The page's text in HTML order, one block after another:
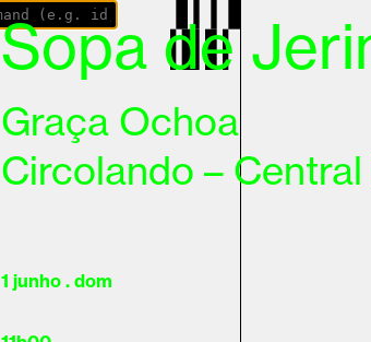
Sopa de
Graça Ochoa
Circolando –
1 junho . dom